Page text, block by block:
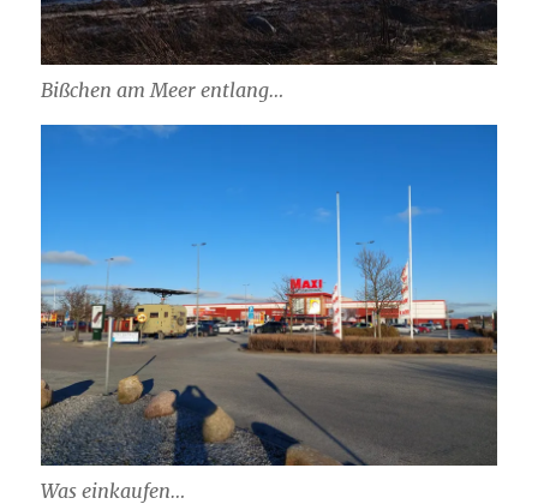
Bißchen am Meer entlang…
Was einkaufen…